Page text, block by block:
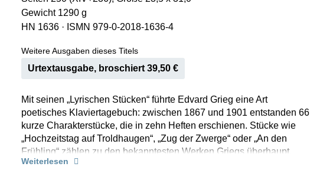
KISSIN THE COMPOSER
RICHARD STRAUSS
Gewicht 1290 g
HN 1636 · ISMN 979-0-2018-1636-4
Weitere Ausgaben dieses Titels
Urtextausgabe, broschiert 39,50 €
Mit seinen „Lyrischen Stücken“ führte Edvard Grieg eine Art
poetisches Klaviertagebuch: zwischen 1867 und 1901 entstanden 66
kurze Charakterstücke, die in zehn Heften erschienen. Stücke wie
„Hochzeitstag auf Troldhaugen“, „Zug der Zwerge“ oder „An den
Frühling“ zählen zu den bekanntesten Werken Griegs überhaupt.
Neben diesen recht virtuosen Stücken finden sich jedoch auch
Weiterlesen